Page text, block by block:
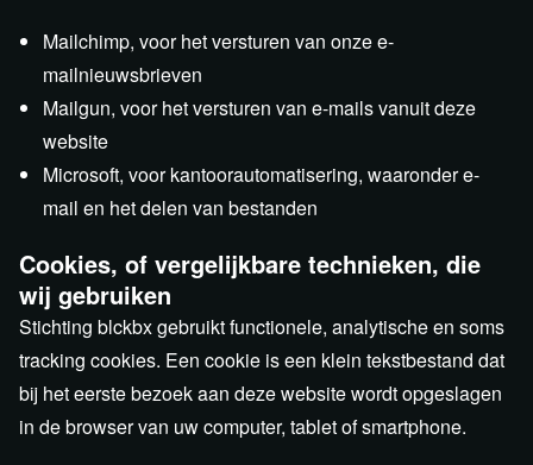
Mailchimp, voor het versturen van onze e-
mailnieuwsbrieven
Mailgun, voor het versturen van e-mails vanuit deze
website
Microsoft, voor kantoorautomatisering, waaronder e-
mail en het delen van bestanden
Cookies, of vergelijkbare technieken, die
wij gebruiken
Stichting blckbx gebruikt functionele, analytische en soms
tracking cookies. Een cookie is een klein tekstbestand dat
bij het eerste bezoek aan deze website wordt opgeslagen
in de browser van uw computer, tablet of smartphone.